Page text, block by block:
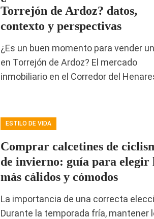
Torrejón de Ardoz? datos,
contexto y perspectivas
¿Es un buen momento para vender
en Torrejón de Ardoz? El mercado
inmobiliario en el Corredor del
ESTILO DE VIDA
Comprar calcetines de
de invierno: guía para elegir
más cálidos y cómodos
La importancia de una correcta
Durante la temporada fría, mantener